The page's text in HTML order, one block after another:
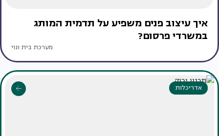
איך עיצוב פנים משפיע על תדמית המותג
במשרדי פרסום?
מערכת בית ונוי
אדריכלות